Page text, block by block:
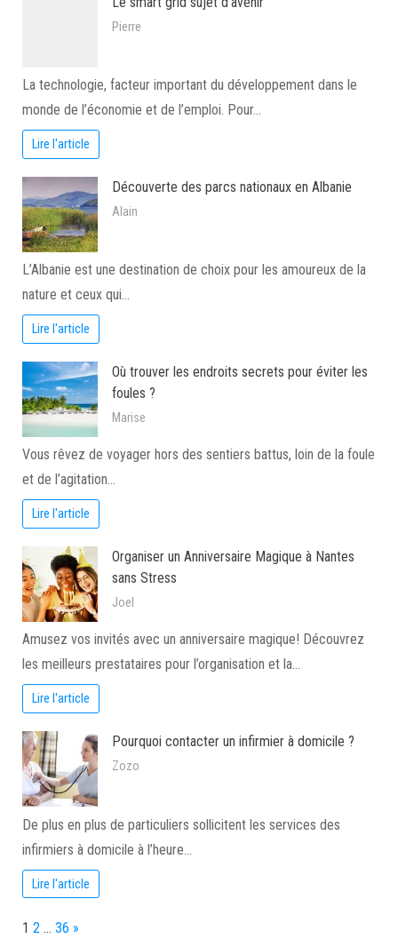
Pierre
La technologie, facteur important du développement dans le
monde de l’économie et de l’emploi. Pour…
Lire l'article
Découverte des parcs nationaux en Albanie
Alain
L’Albanie est une destination de choix pour les amoureux de la
nature et ceux qui…
Lire l'article
Où trouver les endroits secrets pour éviter les
foules ?
Marise
Vous rêvez de voyager hors des sentiers battus, loin de la foule
et de l’agitation…
Lire l'article
Organiser un Anniversaire Magique à Nantes
sans Stress
Joel
Amusez vos invités avec un anniversaire magique! Découvrez
les meilleurs prestataires pour l’organisation et la…
Lire l'article
Pourquoi contacter un infirmier à domicile ?
Zozo
De plus en plus de particuliers sollicitent les services des
infirmiers à domicile à l’heure…
Lire l'article
Page:
1 2 … 36 Next
»